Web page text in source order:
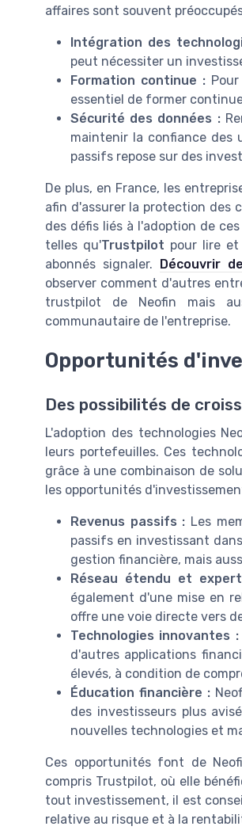
affaires sont souvent
Intégration des
peut nécessiter un
Formation continue :
essentiel de former
Sécurité des données :
maintenir la confiance des
passifs repose sur des
De plus, en France, les
afin d'assurer la protection des
des défis liés à l'adoption de
telles qu'Trustpilot pour lire et
abonnés signaler. Découvrir
observer comment d'autres
trustpilot de Neofin mais
communautaire de l'entreprise.
Opportunités
Des possibilités de
L'adoption des technologies
leurs portefeuilles. Ces
grâce à une combinaison de
les opportunités
Revenus passifs : Les
passifs en investissant
gestion financière, mais
Réseau étendu et
également d'une mise en
offre une voie directe vers
Technologies innovantes :
d'autres applications
élevés, à condition de
Éducation financière :
des investisseurs plus
nouvelles technologies et
Ces opportunités font de
compris Trustpilot, où elle
tout investissement, il est
relative au risque et à la